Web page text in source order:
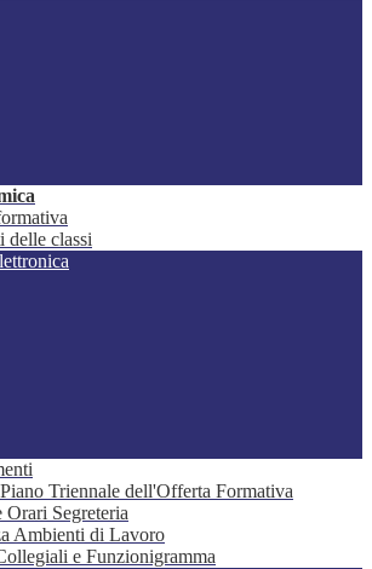
delle classi
Triennale dell'Offerta Formativa
Orari Segreteria
Ambienti di Lavoro
e Funzionigramma